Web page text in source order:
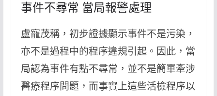
事件不尋常 當局報警處理
盧寵茂稱，初步證據顯示事件不是污染，
亦不是過程中的程序違規引起。因此，當
局認為事件有點不尋常，並不是簡單牽涉
醫療程序問題，而事實上這些活檢程序以